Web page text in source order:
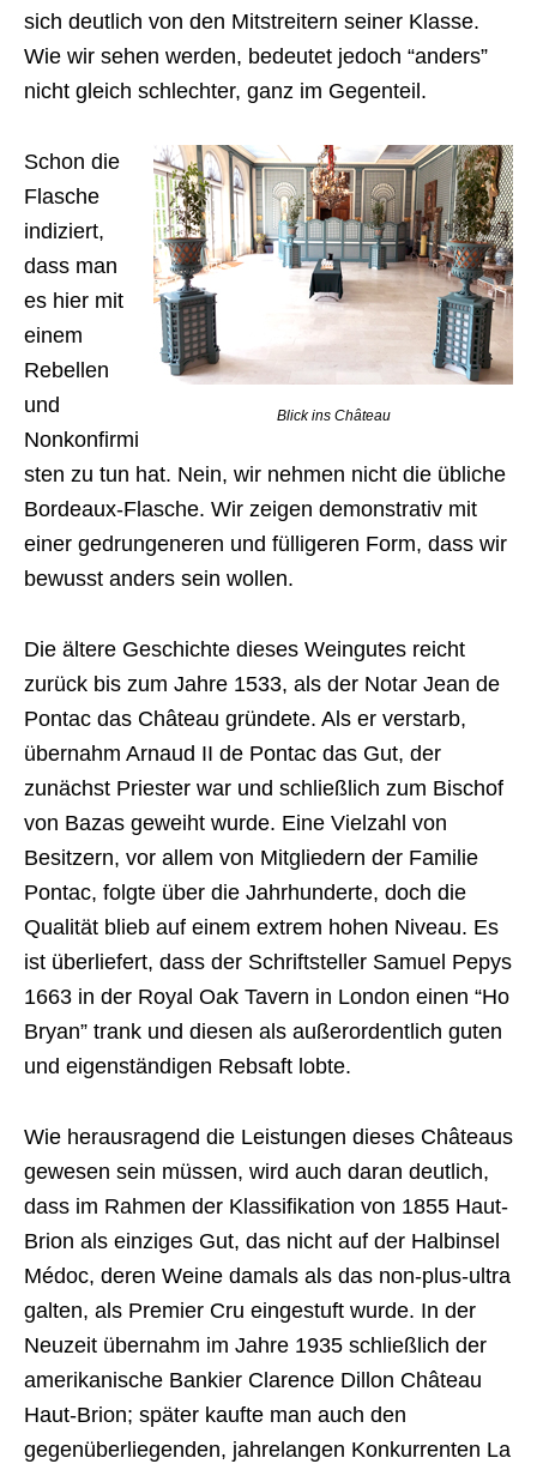
sich deutlich von den Mitstreitern seiner Klasse.
Wie wir sehen werden, bedeutet jedoch “anders”
nicht gleich schlechter, ganz im Gegenteil.
Blick ins Château
Schon die
Flasche
indiziert,
dass man
es hier mit
einem
Rebellen
und
Nonkonfirmi
sten zu tun hat. Nein, wir nehmen nicht die übliche
Bordeaux-Flasche. Wir zeigen demonstrativ mit
einer gedrungeneren und fülligeren Form, dass wir
bewusst anders sein wollen.
Die ältere Geschichte dieses Weingutes reicht
zurück bis zum Jahre 1533, als der Notar Jean de
Pontac das Château gründete. Als er verstarb,
übernahm Arnaud II de Pontac das Gut, der
zunächst Priester war und schließlich zum Bischof
von Bazas geweiht wurde. Eine Vielzahl von
Besitzern, vor allem von Mitgliedern der Familie
Pontac, folgte über die Jahrhunderte, doch die
Qualität blieb auf einem extrem hohen Niveau. Es
ist überliefert, dass der Schriftsteller Samuel Pepys
1663 in der Royal Oak Tavern in London einen “Ho
Bryan” trank und diesen als außerordentlich guten
und eigenständigen Rebsaft lobte.
Wie herausragend die Leistungen dieses Châteaus
gewesen sein müssen, wird auch daran deutlich,
dass im Rahmen der Klassifikation von 1855 Haut-
Brion als einziges Gut, das nicht auf der Halbinsel
Médoc, deren Weine damals als das non-plus-ultra
galten, als Premier Cru eingestuft wurde. In der
Neuzeit übernahm im Jahre 1935 schließlich der
amerikanische Bankier Clarence Dillon Château
Haut-Brion; später kaufte man auch den
gegenüberliegenden, jahrelangen Konkurrenten La